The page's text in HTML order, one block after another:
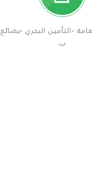
-التأمين البحري -بضائع
ب